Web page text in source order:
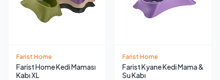
Farist Home
Farist Home Kedi Maması
Kabı XL
Farist Home
Farist Kyane Kedi Mama &
Su Kabı